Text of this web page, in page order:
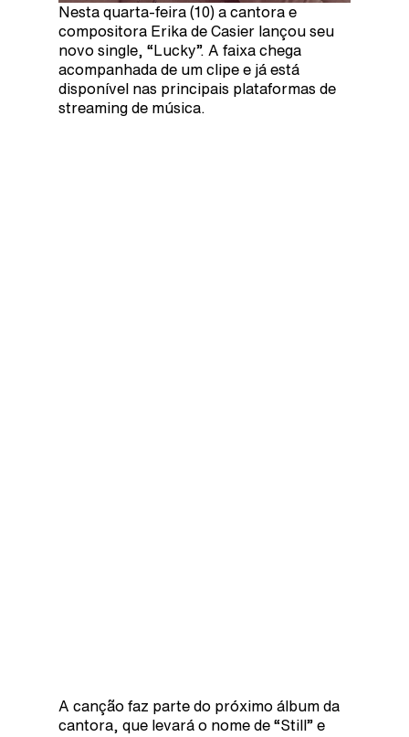
Nesta quarta-feira (10) a cantora e
compositora Erika de Casier lançou seu
novo single, “Lucky”. A faixa chega
acompanhada de um clipe e já está
disponível nas principais plataformas de
streaming de música.
A canção faz parte do próximo álbum da
cantora, que levará o nome de “Still” e